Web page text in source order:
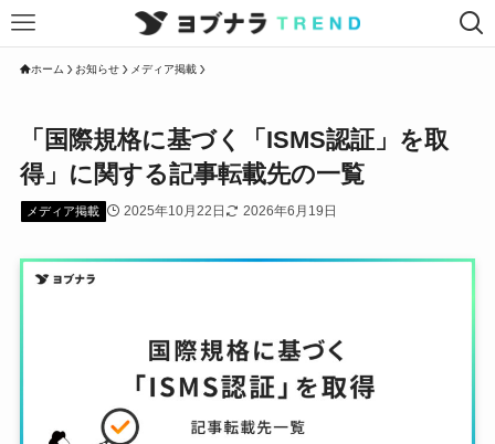
ホーム お知らせ メディア掲載
「国際規格に基づく「ISMS認証」を取
得」に関する記事転載先の一覧
メディア掲載 2025年10月22日 2026年6月19日